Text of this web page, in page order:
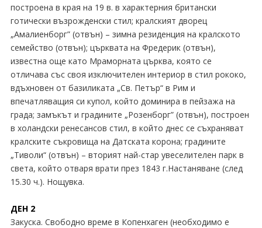
построена в края на 19 в. в характерния британски
готически възрожденски стил; кралският дворец
„Амалиенборг” (отвън) – зимна резиденция на кралското
семейство (отвън); църквата на Фредерик (отвън),
известна още като Мраморната църква, която се
отличава със своя изключителен интериор в стил рококо,
вдъхновен от базиликата „Св. Петър“ в Рим и
впечатляващия си купол, който доминира в пейзажа на
града; замъкът и градините „Розенборг” (отвън), построен
в холандски ренесансов стил, в който днес се съхраняват
кралските съкровища на Датската корона; градините
„Тиволи“ (отвън) – вторият най-стар увеселителен парк в
света, който отваря врати през 1843 г.Настаняване (след
15.30 ч.). Нощувка.
ДЕН 2
Закуска. Свободно време в Копенхаген (необходимо е